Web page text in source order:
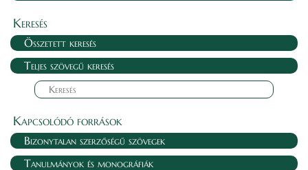
Keresés
Összetett keresés
Teljes szövegű keresés
Kapcsolódó források
Bizonytalan szerzőségű szövegek
Tanulmányok és monográfiák